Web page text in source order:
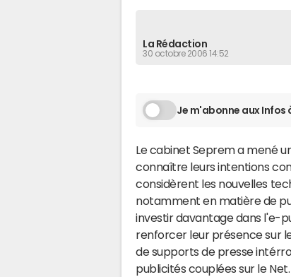
La Rédaction
30 octobre 2006 14:52
Je m'abonne aux Infos
Le cabinet Seprem a mené
connaître leurs intentions
considèrent les nouvelles
notamment en matière de
investir davantage dans l'e-
renforcer leur présence sur
de supports de presse
publicités couplées sur le